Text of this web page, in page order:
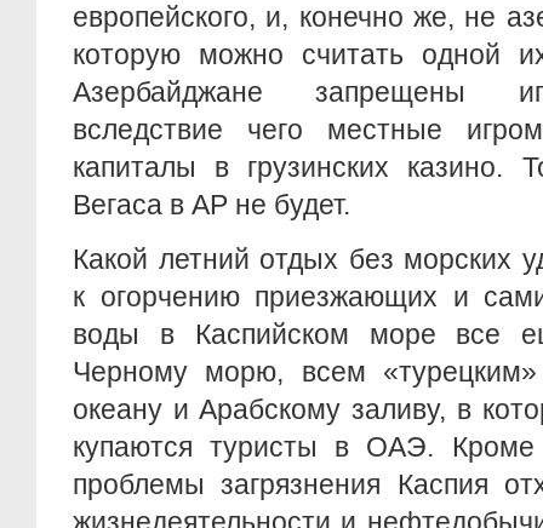
европейского, и, конечно же, не
которую можно считать одной
Азербайджане запрещены
вследствие чего местные
капиталы в грузинских казино.
Вегаса в АР не будет.
Какой летний отдых без морских
к огорчению приезжающих и
воды в Каспийском море все
Черному морю, всем
океану и Арабскому заливу, в
купаются туристы в ОАЭ.
проблемы загрязнения Каспия